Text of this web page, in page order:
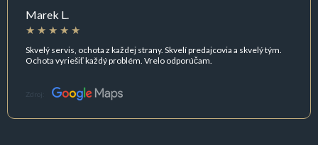
Marek L.
Skvelý servis, ochota z každej strany. Skvelí predajcovia a skvelý tým.
Ochota vyriešiť každý problém. Vrelo odporúčam.
Zdroj: